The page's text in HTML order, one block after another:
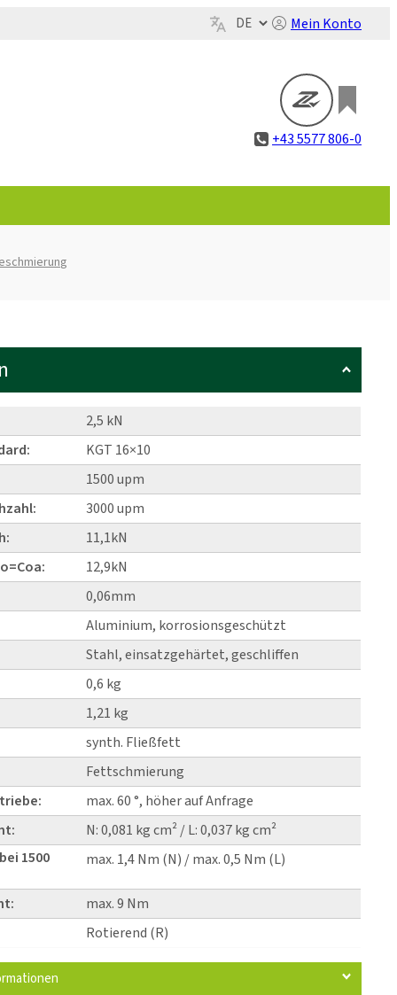
Mein Konto
+43 5577 806-0
2,5 kN
KGT 16×10
1500 upm
3000 upm
11,1kN
12,9kN
0,06mm
Aluminium, korrosionsgeschützt
Stahl, einsatzgehärtet, geschliffen
0,6 kg
1,21 kg
synth. Fließfett
Fettschmierung
max. 60 °, höher auf Anfrage
N: 0,081 kg cm² / L: 0,037 kg cm²
1500
max. 1,4 Nm (N) / max. 0,5 Nm (L)
max. 9 Nm
Rotierend (R)